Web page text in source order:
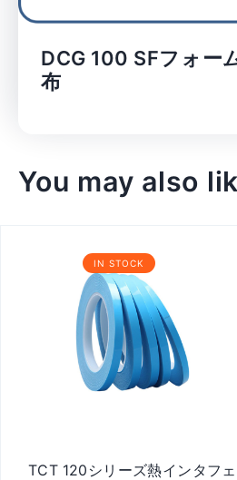
DCG 100 SFフォー
布
You may also
IN STOCK
TCT 120シリーズ熱インタフェ